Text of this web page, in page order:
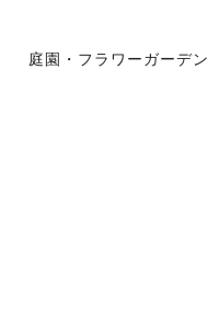
庭園・フラワーガーデン